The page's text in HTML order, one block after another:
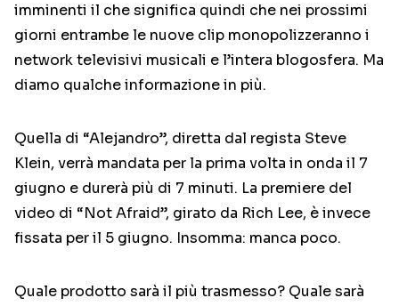
imminenti il che significa quindi che nei prossimi
giorni entrambe le nuove clip monopolizzeranno i
network televisivi musicali e l’intera blogosfera. Ma
diamo qualche informazione in più.
Quella di “Alejandro”, diretta dal regista Steve
Klein, verrà mandata per la prima volta in onda il 7
giugno e durerà più di 7 minuti. La premiere del
video di “Not Afraid”, girato da Rich Lee, è invece
fissata per il 5 giugno. Insomma: manca poco.
Quale prodotto sarà il più trasmesso? Quale sarà